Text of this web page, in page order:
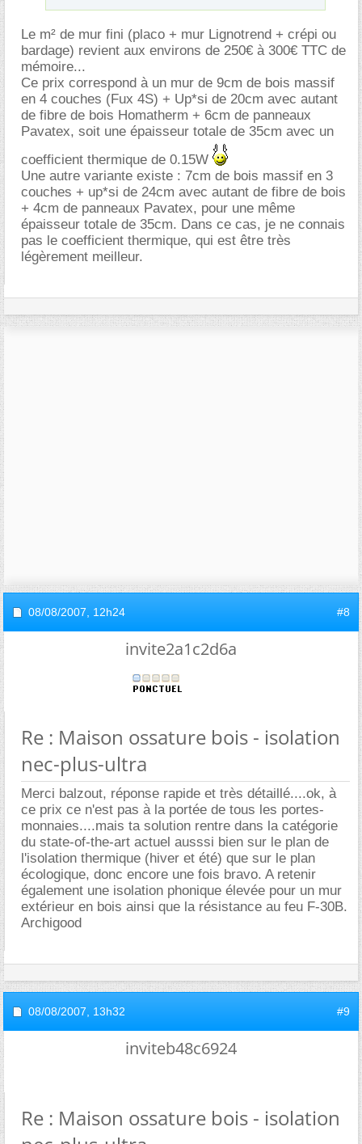
Le m² de mur fini (placo + mur Lignotrend + crépi ou
bardage) revient aux environs de 250€ à 300€ TTC de
mémoire...
Ce prix correspond à un mur de 9cm de bois massif
en 4 couches (Fux 4S) + Up*si de 20cm avec autant
de fibre de bois Homatherm + 6cm de panneaux
Pavatex, soit une épaisseur totale de 35cm avec un
coefficient thermique de 0.15W
Une autre variante existe : 7cm de bois massif en 3
couches + up*si de 24cm avec autant de fibre de bois
+ 4cm de panneaux Pavatex, pour une même
épaisseur totale de 35cm. Dans ce cas, je ne connais
pas le coefficient thermique, qui est être très
légèrement meilleur.
08/08/2007, 12h24 #8
invite2a1c2d6a
Re : Maison ossature bois - isolation
nec-plus-ultra
Merci balzout, réponse rapide et très détaillé....ok, à
ce prix ce n'est pas à la portée de tous les portes-
monnaies....mais ta solution rentre dans la catégorie
du state-of-the-art actuel ausssi bien sur le plan de
l'isolation thermique (hiver et été) que sur le plan
écologique, donc encore une fois bravo. A retenir
également une isolation phonique élevée pour un mur
extérieur en bois ainsi que la résistance au feu F-30B.
Archigood
08/08/2007, 13h32 #9
inviteb48c6924
Re : Maison ossature bois - isolation